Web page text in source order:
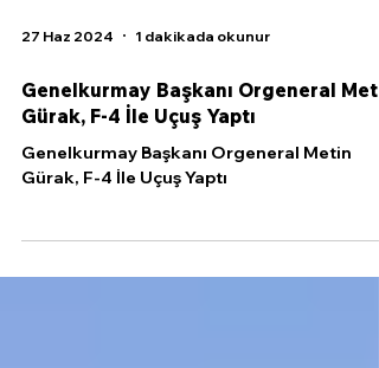
27 Haz 2024 1 dakikada okunur
Genelkurmay Başkanı Orgeneral
Gürak, F-4 İle Uçuş Yaptı
Gürak, F-4 İle Uçuş Yaptı